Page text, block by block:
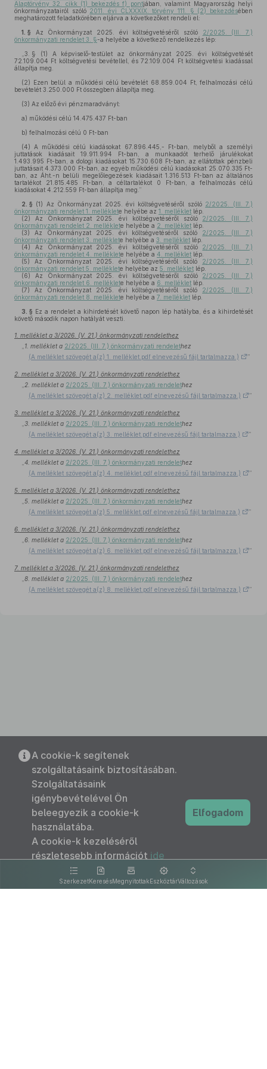
Alaptörvény 32. cikk (1) bekezdés f) pontjában, valamint Magyarország helyi
önkormányzatairól szóló 2011. évi CLXXXIX. törvény 111. § (2) bekezdésében
meghatározott feladatkörében eljárva a következőket rendeli el:
1. § Az Önkormányzat 2025. évi költségvetéséről szóló
2/2025. (III. 7.)
önkormányzati rendelet 3. §-a helyébe a következő rendelkezés lép:
„3. § (1) A képviselő-testület az önkormányzat 2025. évi költségvetését
72.109.004 Ft költségvetési bevétellel, és 72.109.004 Ft költségvetési kiadással
állapítja meg.
(2) Ezen belül a működési célú bevételét 68.859.004 Ft, felhalmozási célú
bevételét 3.250.000 Ft összegben állapítja meg.
(3) Az előző évi pénzmaradványt:
a) működési célú 14.475.437 Ft-ban
b) felhalmozási célú 0 Ft-ban
(4) A működési célú kiadásokat 67.896.445,- Ft-ban, melyből a személyi
juttatások kiadásait 19.911.994 Ft-ban, a munkaadót terhelő járulékokat
1.493.995 Ft-ban, a dologi kiadásokat 15.730.608 Ft-ban, az ellátottak pénzbeli
juttatásait 4.373.000 Ft-ban, az egyéb működési célú kiadásokat 25.070.335 Ft-
ban, az Áht.-n belüli megelőlegezések kiadásait 1.316.513 Ft-ban az általános
tartalékot 21.815.485 Ft-ban, a céltartalékot 0 Ft-ban, a felhalmozás célú
kiadásokat 4.212.559 Ft-ban állapítja meg.”
2. § (1) Az Önkormányzat 2025. évi költségvetéséről szóló 2/2025. (III. 7.)
önkormányzati rendelet 1. melléklete helyébe az 1. melléklet lép.
(2) Az Önkormányzat 2025. évi költségvetéséről szóló 2/2025. (III. 7.)
önkormányzati rendelet 2. melléklete helyébe a 2. melléklet lép.
(3) Az Önkormányzat 2025. évi költségvetéséről szóló 2/2025. (III. 7.)
önkormányzati rendelet 3. melléklete helyébe a 3. melléklet lép.
(4) Az Önkormányzat 2025. évi költségvetéséről szóló 2/2025. (III. 7.)
önkormányzati rendelet 4. melléklete helyébe a 4. melléklet lép.
(5) Az Önkormányzat 2025. évi költségvetéséről szóló 2/2025. (III. 7.)
önkormányzati rendelet 5. melléklete helyébe az 5. melléklet lép.
(6) Az Önkormányzat 2025. évi költségvetéséről szóló 2/2025. (III. 7.)
önkormányzati rendelet 6. melléklete helyébe a 6. melléklet lép.
(7) Az Önkormányzat 2025. évi költségvetéséről szóló 2/2025. (III. 7.)
önkormányzati rendelet 8. melléklete helyébe a 7. melléklet lép.
3. § Ez a rendelet a kihirdetését követő napon lép hatályba, és a kihirdetését
követő második napon hatályát veszti.
1. melléklet a 3/2026. (V. 21.) önkormányzati rendelethez
1. melléklet a 2/2025. (III. 7.) önkormányzati rendelethez
(A melléklet szövegét a(z) 1. melléklet.pdf elnevezésű fájl tartalmazza.)
”
2. melléklet a 3/2026. (V. 21.) önkormányzati rendelethez
2. melléklet a 2/2025. (III. 7.) önkormányzati rendelethez
(A melléklet szövegét a(z) 2. melléklet.pdf elnevezésű fájl tartalmazza.)
”
3. melléklet a 3/2026. (V. 21.) önkormányzati rendelethez
3. melléklet a 2/2025. (III. 7.) önkormányzati rendelethez
(A melléklet szövegét a(z) 3. melléklet.pdf elnevezésű fájl tartalmazza.)
”
4. melléklet a 3/2026. (V. 21.) önkormányzati rendelethez
4. melléklet a 2/2025. (III. 7.) önkormányzati rendelethez
(A melléklet szövegét a(z) 4. melléklet.pdf elnevezésű fájl tartalmazza.)
”
5. melléklet a 3/2026. (V. 21.) önkormányzati rendelethez
5. melléklet a 2/2025. (III. 7.) önkormányzati rendelethez
(A melléklet szövegét a(z) 5. melléklet.pdf elnevezésű fájl tartalmazza.)
”
6. melléklet a 3/2026. (V. 21.) önkormányzati rendelethez
6. melléklet a 2/2025. (III. 7.) önkormányzati rendelethez
(A melléklet szövegét a(z) 6. melléklet.pdf elnevezésű fájl tartalmazza.)
”
7. melléklet a 3/2026. (V. 21.) önkormányzati rendelethez
8. melléklet a 2/2025. (III. 7.) önkormányzati rendelethez
(A melléklet szövegét a(z) 8. melléklet.pdf elnevezésű fájl tartalmazza.)
”
SzerkezetKeresésMegnyitottakEszköztárVáltozások
A cookie-k segítenek
szolgáltatásaink biztosításában.
Szolgáltatásaink
igénybevételével Ön
beleegyezik a cookie-k
használatába.
A cookie-k kezeléséről
részletesebb információt ide
kattintva olvashat.
Elfogadom